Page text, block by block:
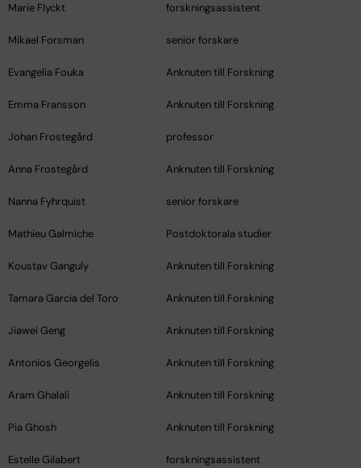
Marie Flyckt forskningsassistent
Mikael Forsman senior forskare
Evangelia Fouka Anknuten till Forskning
Emma Fransson Anknuten till Forskning
Johan Frostegård professor
Anna Frostegård Anknuten till Forskning
Nanna Fyhrquist senior forskare
Mathieu Galmiche Postdoktorala studier
Koustav Ganguly Anknuten till Forskning
Tamara Garcia del Toro Anknuten till Forskning
Jiawei Geng Anknuten till Forskning
Antonios Georgelis Anknuten till Forskning
Aram Ghalali Anknuten till Forskning
Pia Ghosh Anknuten till Forskning
Estelle Gilabert forskningsassistent